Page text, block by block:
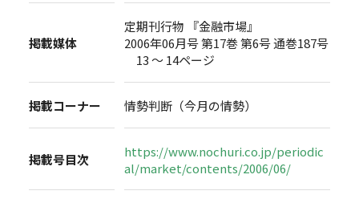
掲載媒体
定期刊行物 『金融市場』
2006年06月号 第17巻 第6号 通巻187号
13 ～ 14ページ
掲載コーナー 情勢判断（今月の情勢）
掲載号目次
https://www.nochuri.co.jp/periodic
al/market/contents/2006/06/